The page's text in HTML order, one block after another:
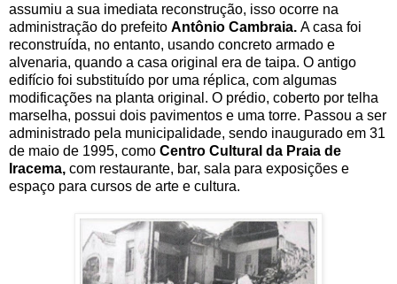
assumiu a sua imediata reconstrução, isso ocorre na
administração do prefeito Antônio Cambraia. A casa foi
reconstruída, no entanto, usando concreto armado e
alvenaria, quando a casa original era de taipa. O antigo
edifício foi substituído por uma réplica, com algumas
modificações na planta original. O prédio, coberto por telha
marselha, possui dois pavimentos e uma torre. Passou a ser
administrado pela municipalidade, sendo inaugurado em 31
de maio de 1995, como Centro Cultural da Praia de
Iracema, com restaurante, bar, sala para exposições e
espaço para cursos de arte e cultura.